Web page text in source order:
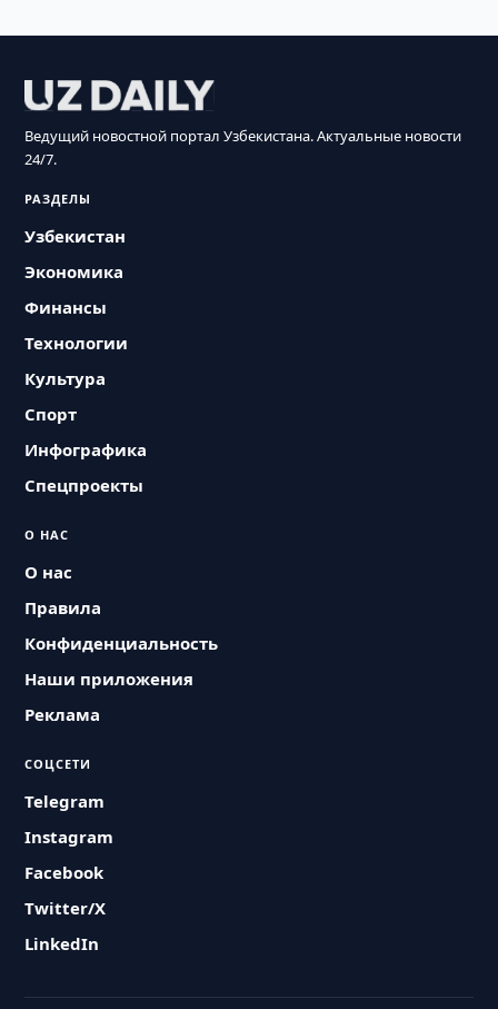
Ведущий новостной портал Узбекистана. Актуальные новости
24/7.
РАЗДЕЛЫ
Узбекистан
Экономика
Финансы
Технологии
Культура
Спорт
Инфографика
Спецпроекты
О НАС
О нас
Правила
Конфиденциальность
Наши приложения
Реклама
СОЦСЕТИ
Telegram
Instagram
Facebook
Twitter/X
LinkedIn